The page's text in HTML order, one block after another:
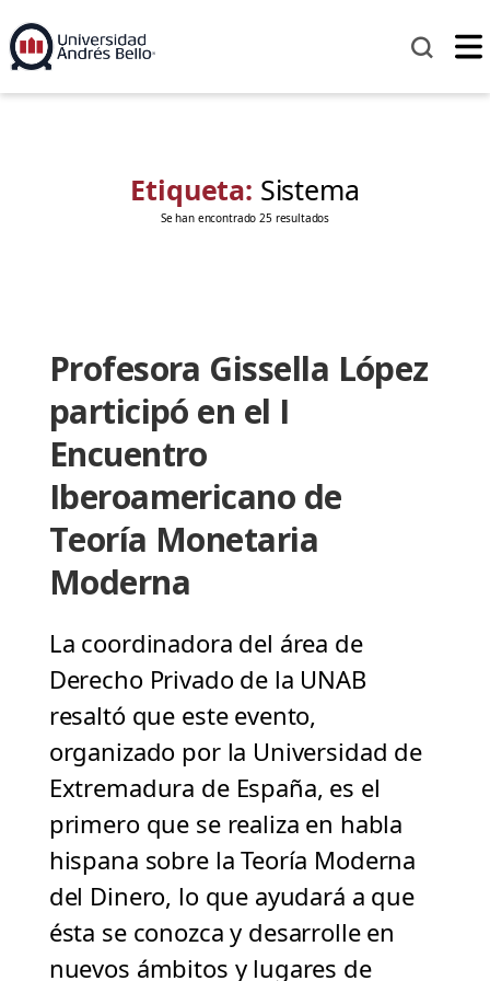
Etiqueta: Sistema
Se han encontrado 25 resultados
Profesora Gissella López
participó en el I
Encuentro
Iberoamericano de
Teoría Monetaria
Moderna
La coordinadora del área de
Derecho Privado de la UNAB
resaltó que este evento,
organizado por la Universidad de
Extremadura de España, es el
primero que se realiza en habla
hispana sobre la Teoría Moderna
del Dinero, lo que ayudará a que
ésta se conozca y desarrolle en
nuevos ámbitos y lugares de